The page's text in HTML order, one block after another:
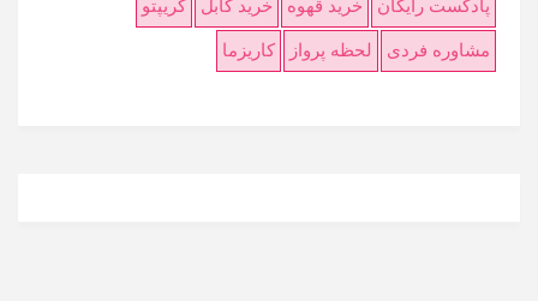
پادکست رایگان خرید قهوه خرید کابل کریپتو
مشاوره فردی لحظه پرواز کاریزما